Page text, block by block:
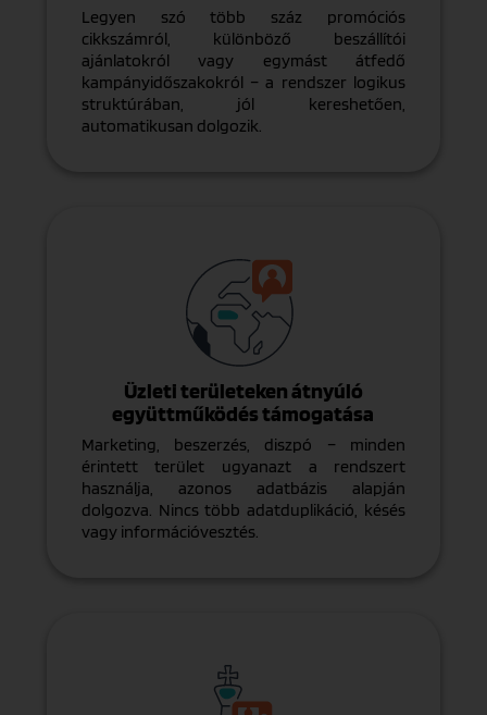
Legyen szó több száz promóciós
cikkszámról, különböző beszállítói
ajánlatokról vagy egymást átfedő
kampányidőszakokról – a rendszer logikus
struktúrában, jól kereshetően,
automatikusan dolgozik.
Üzleti területeken átnyúló
együttműködés támogatása
Marketing, beszerzés, diszpó – minden
érintett terület ugyanazt a rendszert
használja, azonos adatbázis alapján
dolgozva. Nincs több adatduplikáció, késés
vagy információvesztés.